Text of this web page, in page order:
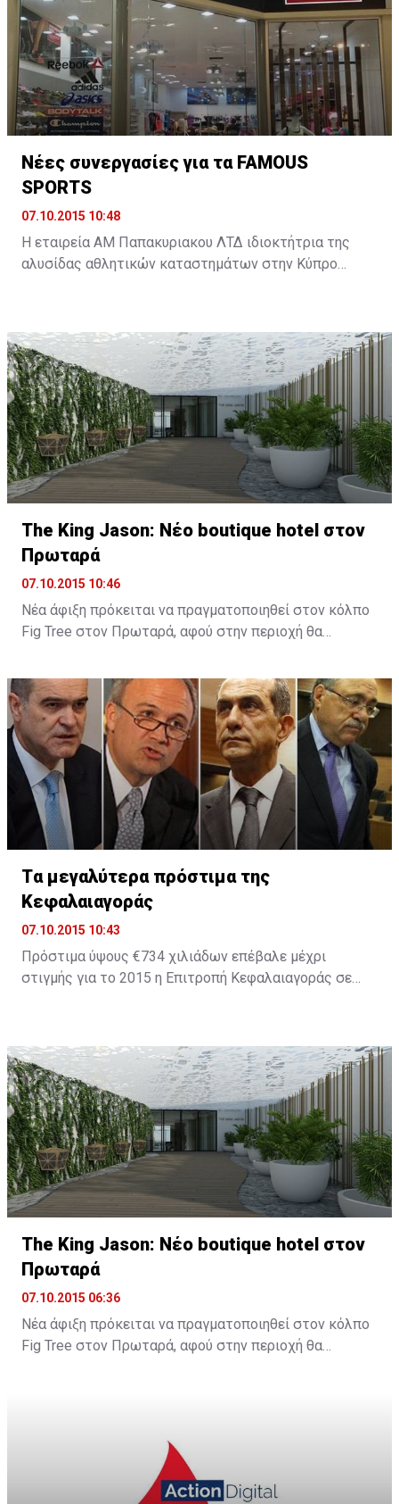
είναι η συμφωνία, που θα αλλάξει τα δεδομένα της
παγκόσμιας οικονομίας. ...
Νέες συνεργασίες για τα FAMOUS
SPORTS
07.10.2015 10:48
Η εταιρεία ΑΜ Παπακυριακου ΛΤΔ ιδιοκτήτρια της
αλυσίδας αθλητικών καταστημάτων στην Κύπρο
The King Jason: Νέο boutique hotel στον
Πρωταρά
07.10.2015 10:46
Νέα άφιξη πρόκειται να πραγματοποιηθεί στον κόλπο
Fig Tree στον Πρωταρά, αφού στην περιοχή θα
λειτουργήσει στα μέσα Απριλίου του 2016.
Tα μεγαλύτερα πρόστιμα της
Κεφαλαιαγοράς
07.10.2015 10:43
Πρόστιμα ύψους €734 χιλιάδων επέβαλε μέχρι
στιγμής για το 2015 η Επιτροπή Κεφαλαιαγοράς σε
πρόστιμα ύψους €8,2 εκατ., ενώ για το 2013 τα
συνολικά πρόστιμα ήταν μόλις €1,279,000.
The King Jason: Νέο boutique hotel στον
Πρωταρά
07.10.2015 06:36
Νέα άφιξη πρόκειται να πραγματοποιηθεί στον κόλπο
Fig Tree στον Πρωταρά, αφού στην περιοχή θα